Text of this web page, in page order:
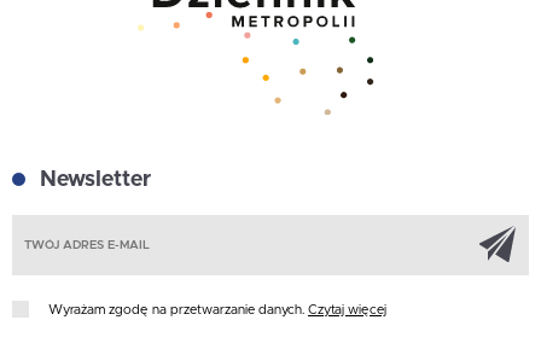
Newsletter
Wyrażam zgodę na przetwarzanie danych. Czytaj więcej